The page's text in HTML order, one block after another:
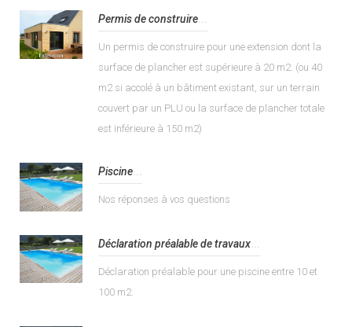
Permis de construire...
Un permis de construire pour une extension dont la
surface de plancher est supérieure à 20 m2. (ou 40
m2 si accolé à un bâtiment existant, sur un terrain
couvert par un PLU ou la surface de plancher totale
est inférieure à 150 m2)
Piscine...
Nos réponses à vos questions
Déclaration préalable de travaux
Déclaration préalable pour une piscine entre 10 et
100 m2.